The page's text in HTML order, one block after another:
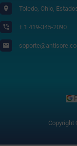
Toledo, Ohio,
+ 1 419-345-2090
Copyright